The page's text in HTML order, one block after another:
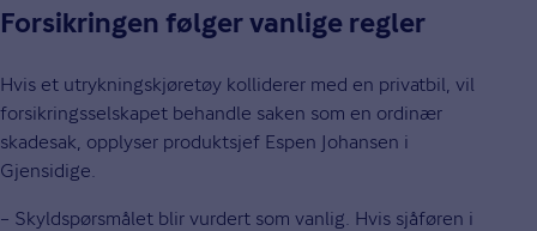
Forsikringen følger vanlige regler
Hvis et utrykningskjøretøy kolliderer med en privatbil, vil
forsikringsselskapet behandle saken som en ordinær
skadesak, opplyser produktsjef Espen Johansen i
Gjensidige.
– Skyldspørsmålet blir vurdert som vanlig. Hvis sjåføren i